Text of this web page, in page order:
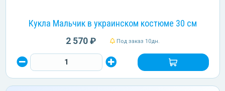
Кукла Мальчик в украинском костюме 30 см
2 570 ₽ Под заказ 10дн.